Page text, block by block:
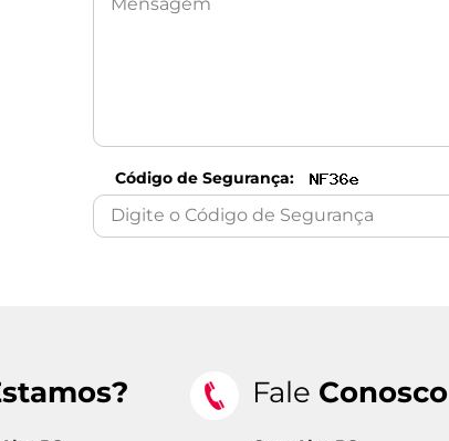
Código de Segurança:
Fale Conosco